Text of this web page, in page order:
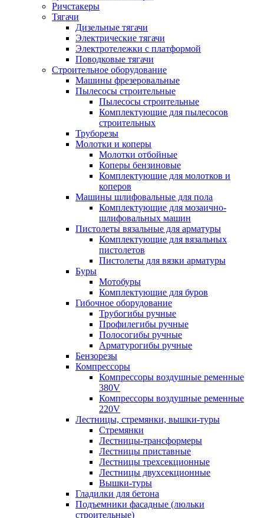
Ричстакеры
Тягачи
Дизельные тягачи
Электрические тягачи
Электротележки с платформой
Поводковые тягачи
Строительное оборудование
Машины фрезеровальные
Пылесосы строительные
Пылесосы строительные
Комплектующие для пылесосов
строительных
Труборезы
Молотки и коперы
Молотки отбойные
Коперы бензиновые
Комплектующие для молотков и
коперов
Машины шлифовальные для пола
Комплектующие для мозаично-
шлифовальных машин
Пистолеты вязальные для арматуры
Комплектующие для вязальных
пистолетов
Пистолеты для вязки арматуры
Буры
Мотобуры
Комплектующие для буров
Гибочное оборудование
Трубогибы ручные
Профилегибы ручные
Полосогибы ручные
Арматурогибы ручные
Бензорезы
Компрессоры
Компрессоры воздушные ременные
380V
Компрессоры воздушные ременные
220V
Лестницы, стремянки, вышки-туры
Стремянки
Лестницы-трансформеры
Лестницы приставные
Лестницы трехсекционные
Лестницы двухсекционные
Вышки-туры
Гладилки для бетона
Подъемники фасадные (люльки
строительные)